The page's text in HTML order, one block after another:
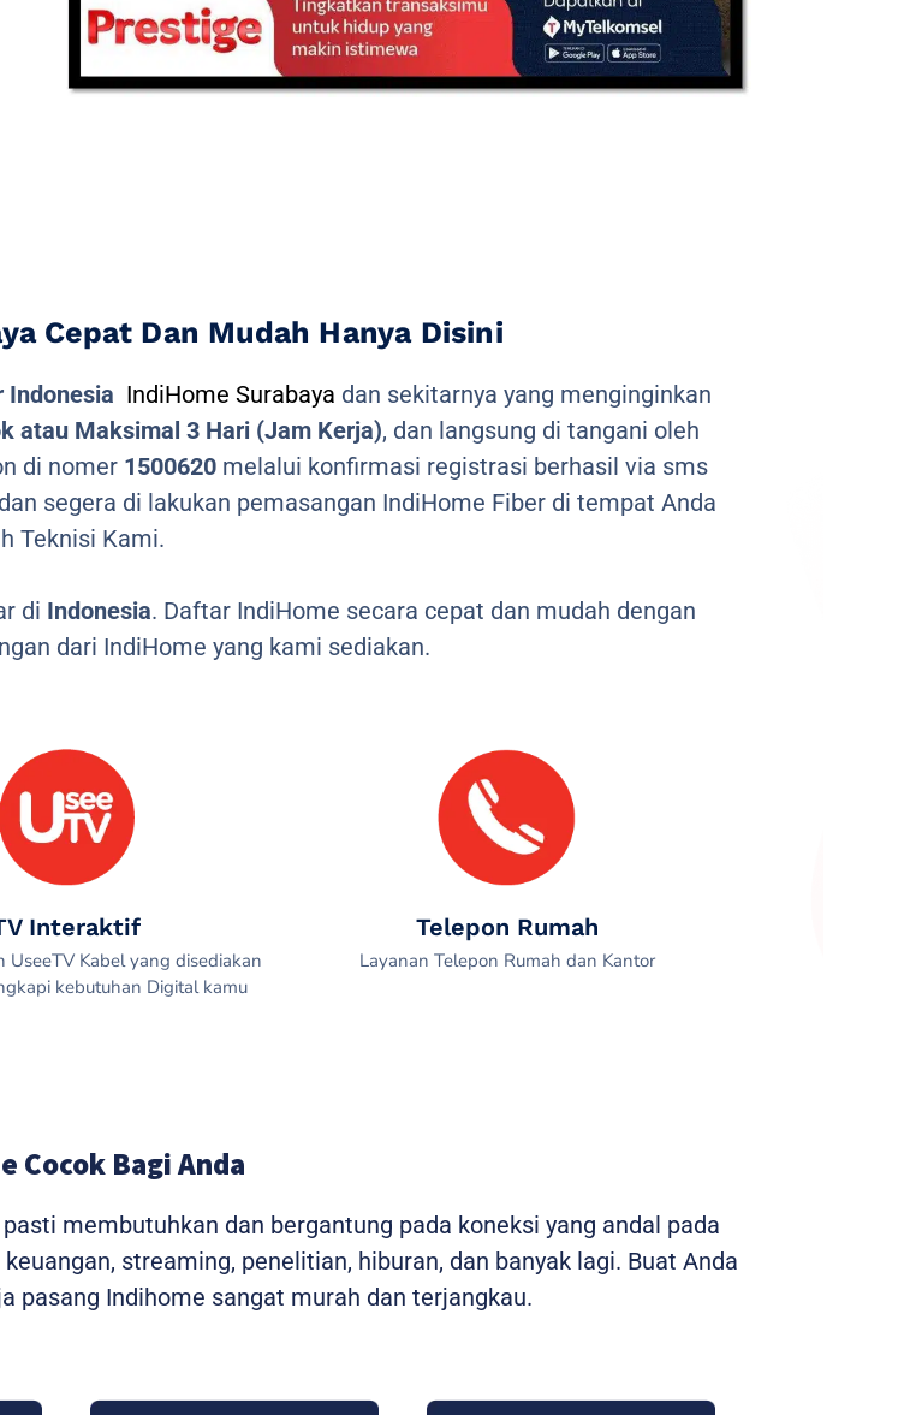
Cepat Dan Mudah Hanya Disini
Indonesia IndiHome Surabaya dan sekitarnya yang menginginkan
atau Maksimal 3 Hari (Jam Kerja), dan langsung di tangani oleh
di nomer 1500620melalui konfirmasi registrasi berhasil via sms
segera di lakukan pemasangan IndiHome Fiber di tempat Anda
Teknisi Kami.
di Indonesia. Daftar IndiHome secara cepat dan mudah dengan
dari IndiHome yang kami sediakan.
Interaktif
UseeTV Kabel yang disediakan
kebutuhan Digital kamu
Telepon Rumah
Layanan Telepon Rumah dan Kantor
Cocok Bagi Anda
membutuhkan dan bergantung pada koneksi yang andal pada
streaming, penelitian, hiburan, dan banyak lagi. Buat Anda
pasang Indihome sangat murah dan terjangkau.